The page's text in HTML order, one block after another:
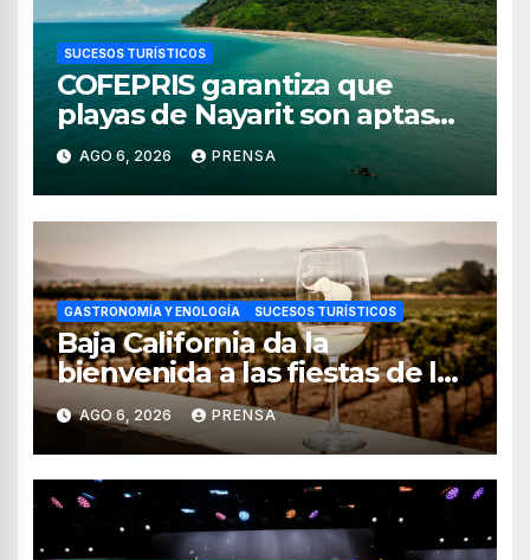
SUCESOS TURÍSTICOS
COFEPRIS garantiza que
playas de Nayarit son aptas
para uso recreativo
AGO 6, 2026 PRENSA
GASTRONOMÍA Y ENOLOGÍA SUCESOS TURÍSTICOS
Baja California da la
bienvenida a las fiestas de la
vendimia 2026
AGO 6, 2026 PRENSA